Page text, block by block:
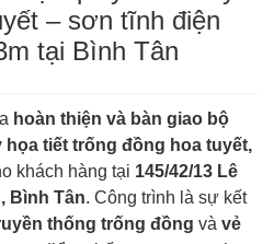
– sơn tĩnh điện
tại Bình Tân
hoàn thiện và bàn giao bộ
tiết trống đồng hoa tuyết,
khách hàng tại 145/42/13 Lê
Bình Tân. Công trình là sự kết
thống trống đồng và vẻ